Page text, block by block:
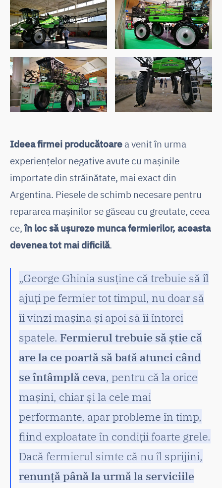
Ideea firmei producătoare a venit în urma
experiențelor negative avute cu mașinile
importate din străinătate, mai exact din
Argentina. Piesele de schimb necesare pentru
repararea mașinilor se găseau cu greutate, ceea
ce,în loc să ușureze munca fermierilor, aceasta
devenea tot mai dificilă.
„George Ghinia susține că trebuie să îl
ajuți pe fermier tot timpul, nu doar să
îi vinzi mașina și apoi să îi întorci
spatele. Fermierul trebuie să știe că
are la ce poartă să bată atunci când
se întâmplă ceva, pentru că la orice
mașini, chiar și la cele mai
performante, apar probleme în timp,
fiind exploatate în condiții foarte grele.
Dacă fermierul simte că nu îl sprijini,
renunță până la urmă la serviciile